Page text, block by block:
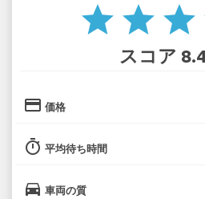
star star star
スコア
credit_card 価格
timer 平均待ち時間
directions_car 車両の質